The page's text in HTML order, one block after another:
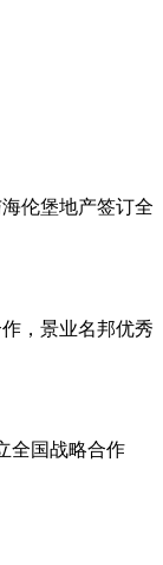
伦堡地产签订全
，景业名邦优秀
全国战略合作